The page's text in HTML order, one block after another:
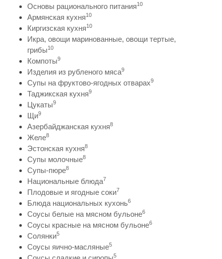
Основы рационального питания10
Армянская кухня10
Киргизская кухня10
Икра, овощи маринованные, овощи тертые,
грибы10
Компоты9
Изделия из рубленого мяса9
Супы на фруктово-ягодных отварах9
Таджикская кухня9
Цукаты9
Щи9
Азербайджанская кухня8
Желе8
Эстонская кухня8
Супы молочные8
Супы-пюре8
Национальные блюда7
Плодовые и ягодные соки7
Блюда национальных кухонь6
Соусы белые на мясном бульоне6
Соусы красные на мясном бульоне6
Солянки5
Соусы яично-масляные5
5